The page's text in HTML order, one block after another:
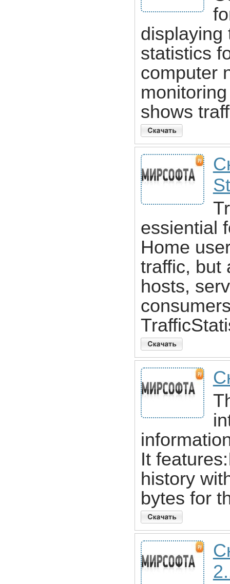
displaying
statistics
computer
shows
essiential
Home
traffic, but
hosts,
It
history
bytes for